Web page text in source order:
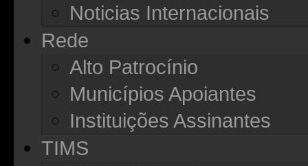
Noticias Internacionais
Rede
Alto Patrocínio
Municípios Apoiantes
Instituições Assinantes
TIMS